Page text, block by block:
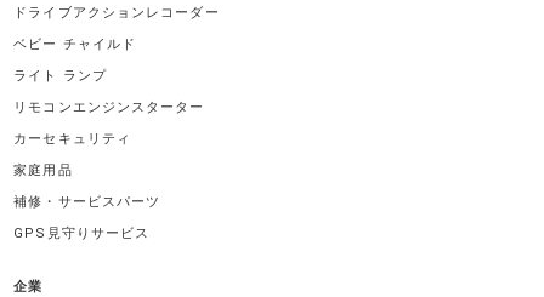
ドライブアクションレコーダー
ベビー チャイルド
ライト ランプ
リモコンエンジンスターター
カーセキュリティ
家庭用品
補修・サービスパーツ
GPS見守りサービス
企業